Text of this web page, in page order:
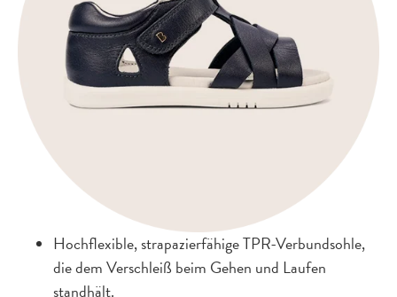
Hochflexible, strapazierfähige TPR-Verbundsohle,
die dem Verschleiß beim Gehen und Laufen
standhält.